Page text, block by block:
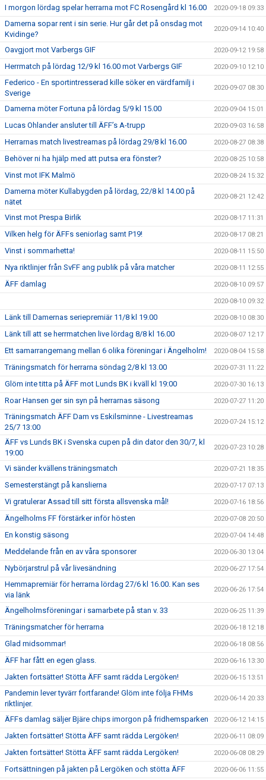
I morgon lördag spelar herrarna mot FC Rosengård kl 16.00 2020-09-18 09:33
Damerna sopar rent i sin serie. Hur går det på onsdag mot
Kvidinge?
2020-09-14 10:40
Oavgjort mot Varbergs GIF 2020-09-12 19:58
Herrmatch på lördag 12/9 kl 16.00 mot Varbergs GIF 2020-09-10 12:10
Federico - En sportintresserad kille söker en värdfamilj i
Sverige
2020-09-07 08:30
Damerna möter Fortuna på lördag 5/9 kl 15.00 2020-09-04 15:01
Lucas Ohlander ansluter till ÄFF’s A-trupp 2020-09-03 16:58
Herrarnas match livestreamas på lördag 29/8 kl 16.00 2020-08-27 08:38
Behöver ni ha hjälp med att putsa era fönster? 2020-08-25 10:58
Vinst mot IFK Malmö 2020-08-24 15:32
Damerna möter Kullabygden på lördag, 22/8 kl 14.00 på
nätet
2020-08-21 12:42
Vinst mot Prespa Birlik 2020-08-17 11:31
Vilken helg för ÄFFs seniorlag samt P19! 2020-08-17 08:21
Vinst i sommarhetta! 2020-08-11 15:50
Nya riktlinjer från SvFF ang publik på våra matcher 2020-08-11 12:55
ÄFF damlag 2020-08-10 09:57
2020-08-10 09:32
Länk till Damernas seriepremiär 11/8 kl 19.00 2020-08-10 08:30
Länk till att se herrmatchen live lördag 8/8 kl 16.00 2020-08-07 12:17
Ett samarrangemang mellan 6 olika föreningar i Ängelholm! 2020-08-04 15:58
Träningsmatch för herrarna söndag 2/8 kl 13.00 2020-07-31 11:22
Glöm inte titta på ÄFF mot Lunds BK i kväll kl 19:00 2020-07-30 16:13
Roar Hansen ger sin syn på herrarnas säsong 2020-07-27 11:20
Träningsmatch ÄFF Dam vs Eskilsminne - Livestreamas
25/7 13:00
2020-07-24 15:12
ÄFF vs Lunds BK i Svenska cupen på din dator den 30/7, kl
19:00
2020-07-23 10:28
Vi sänder kvällens träningsmatch 2020-07-21 18:35
Semesterstängt på kanslierna 2020-07-17 07:13
Vi gratulerar Assad till sitt första allsvenska mål! 2020-07-16 18:56
Ängelholms FF förstärker inför hösten 2020-07-08 20:50
En konstig säsong 2020-07-04 14:48
Meddelande från en av våra sponsorer 2020-06-30 13:04
Nybörjarstrul på vår livesändning 2020-06-27 17:54
Hemmapremiär för herrarna lördag 27/6 kl 16.00. Kan ses
via länk
2020-06-26 17:54
Ängelholmsföreningar i samarbete på stan v. 33 2020-06-25 11:39
Träningsmatcher för herrarna 2020-06-18 12:18
Glad midsommar! 2020-06-18 08:56
ÄFF har fått en egen glass. 2020-06-16 13:30
Jakten fortsätter! Stötta ÄFF samt rädda Lergöken! 2020-06-15 13:51
Pandemin lever tyvärr fortfarande! Glöm inte följa FHMs
riktlinjer.
2020-06-14 20:33
ÄFFs damlag säljer Bjäre chips imorgon på fridhemsparken 2020-06-12 14:15
Jakten fortsätter! Stötta ÄFF samt rädda Lergöken! 2020-06-11 08:09
Jakten fortsätter! Stötta ÄFF samt rädda Lergöken! 2020-06-08 08:29
Fortsättningen på jakten på Lergöken och stötta ÄFF 2020-06-06 11:55